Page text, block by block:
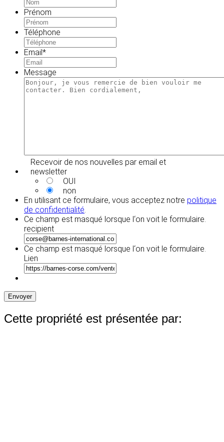
Prénom
Téléphone
Email*
Message
Recevoir de nos nouvelles par email et
newsletter
OUI
non
En utilisant ce formulaire, vous acceptez notre politique
de confidentialité.
Ce champ est masqué lorsque l‘on voit le formulaire.
recipient
Ce champ est masqué lorsque l‘on voit le formulaire.
Lien
Envoyer
Cette propriété est présentée par: